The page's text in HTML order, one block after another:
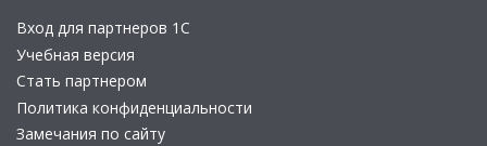
Вход для партнеров 1С
Учебная версия
Стать партнером
Политика конфиденциальности
Замечания по сайту